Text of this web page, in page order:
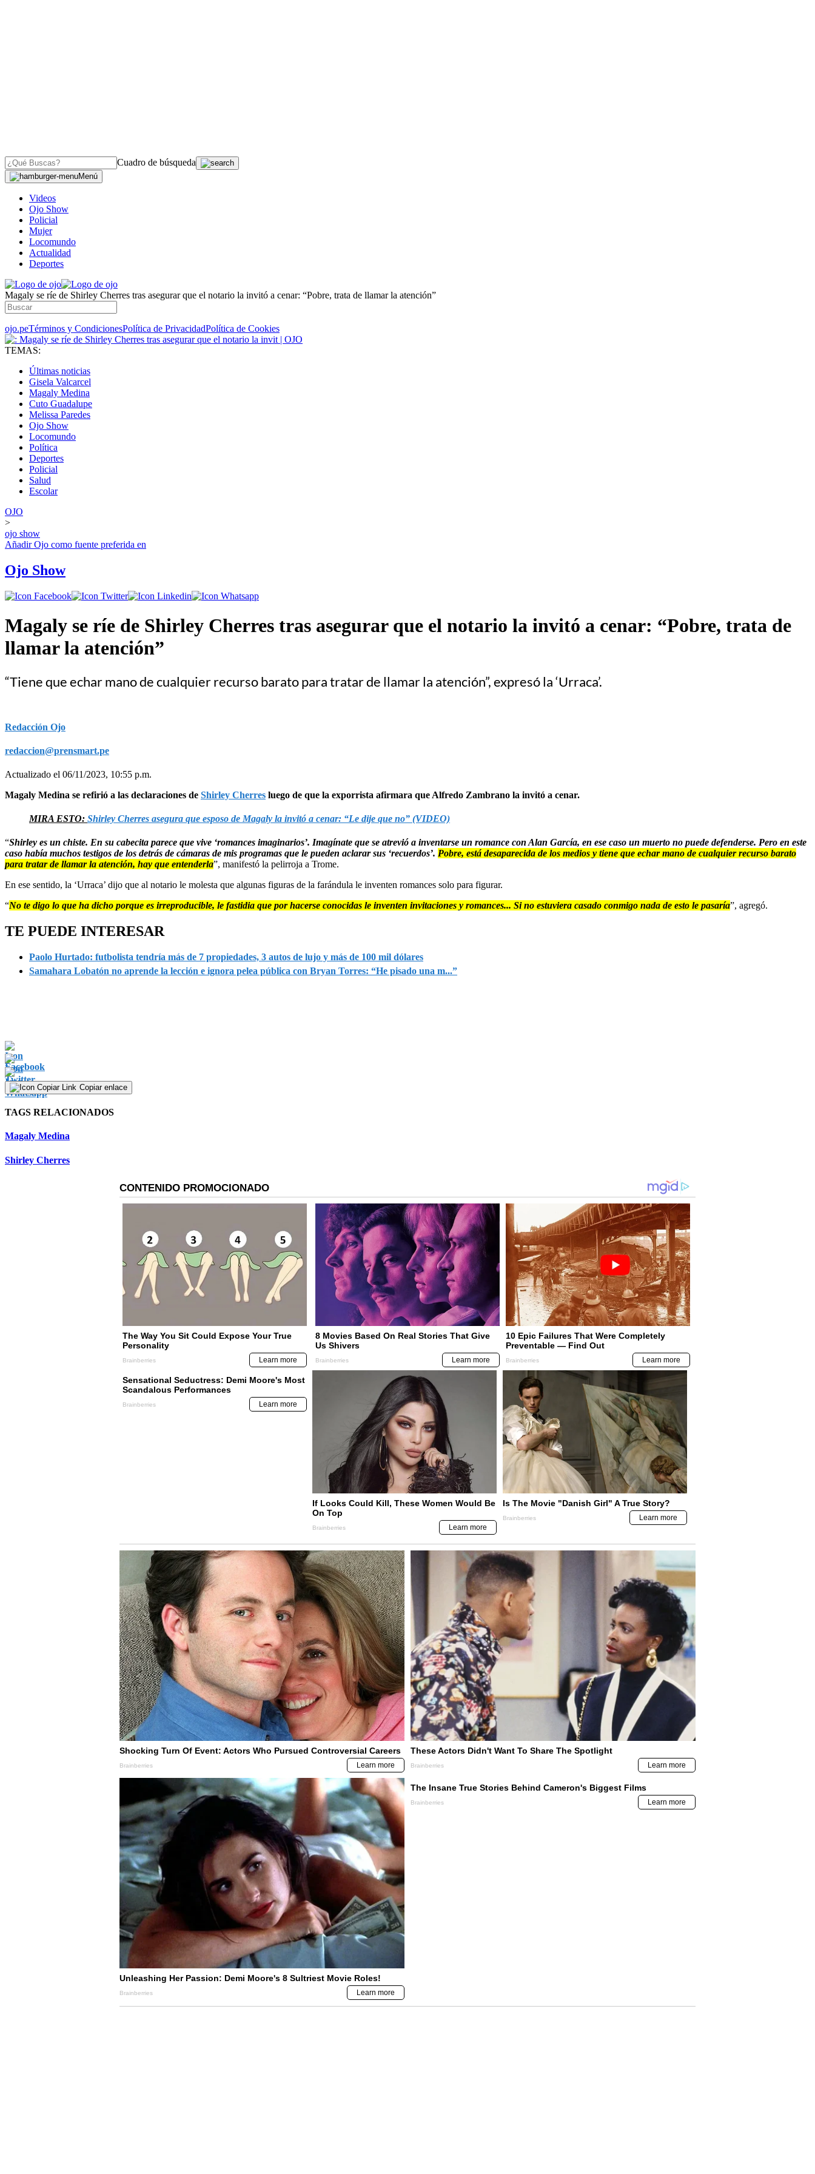
Cuadro de búsqueda
Menú
Videos
Ojo Show
Policial
Mujer
Locomundo
Actualidad
Deportes
Magaly se ríe de Shirley Cherres tras asegurar que el notario la invitó a cenar: “Pobre, trata de llamar la atención”
ojo.peTérminos y CondicionesPolítica de PrivacidadPolítica de Cookies
TEMAS:
Últimas noticias
Gisela Valcarcel
Magaly Medina
Cuto Guadalupe
Melissa Paredes
Ojo Show
Locomundo
Política
Deportes
Policial
Salud
Escolar
OJO
>
ojo show
AñadirOjo como fuente preferida en
Ojo Show
Magaly se ríe de Shirley Cherres tras asegurar que el notario la invitó a cenar: “Pobre, trata de
llamar la atención”
“Tiene que echar mano de cualquier recurso barato para tratar de llamar la atención”, expresó la ‘Urraca’.
Redacción Ojo
redaccion@prensmart.pe
Actualizado el 06/11/2023, 10:55 p.m.
Magaly Medina se refirió a las declaraciones de Shirley Cherres luego de que la exporrista afirmara que Alfredo Zambrano la invitó a cenar.
MIRA ESTO: Shirley Cherres asegura que esposo de Magaly la invitó a cenar: “Le dije que no” (VIDEO)
“Shirley es un chiste. En su cabecita parece que vive ‘romances imaginarios’. Imagínate que se atrevió a inventarse un romance con Alan García, en ese caso un muerto no puede defenderse. Pero en este
caso había muchos testigos de los detrás de cámaras de mis programas que le pueden aclarar sus ‘recuerdos’. Pobre, está desaparecida de los medios y tiene que echar mano de cualquier recurso barato
para tratar de llamar la atención, hay que entenderla”, manifestó la pelirroja a Trome.
En ese sentido, la ‘Urraca’ dijo que al notario le molesta que algunas figuras de la farándula le inventen romances solo para figurar.
“No te digo lo que ha dicho porque es irreproducible, le fastidia que por hacerse conocidas le inventen invitaciones y romances... Si no estuviera casado conmigo nada de esto le pasaría”, agregó.
TE PUEDE INTERESAR
Paolo Hurtado: futbolista tendría más de 7 propiedades, 3 autos de lujo y más de 100 mil dólares
Samahara Lobatón no aprende la lección e ignora pelea pública con Bryan Torres: “He pisado una m...”
Copiar enlace
TAGS RELACIONADOS
Magaly Medina
Shirley Cherres